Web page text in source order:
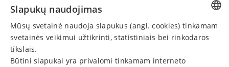
Įmonėms
Renginiai
LITHUANIAN
Slapukų naudojimas
Mūsų svetainė naudoja slapukus (angl. cookies) tinkamam
svetainės veikimui užtikrinti, statistiniais bei rinkodaros
tikslais.
Būtini slapukai yra privalomi tinkamam interneto